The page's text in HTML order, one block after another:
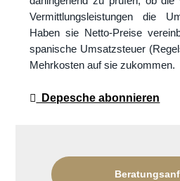
Vermittlungsleistungen die
Haben sie Netto-Preise
spanische Umsatzsteuer
Mehrkosten auf sie zukommen.
Depesche abonnieren